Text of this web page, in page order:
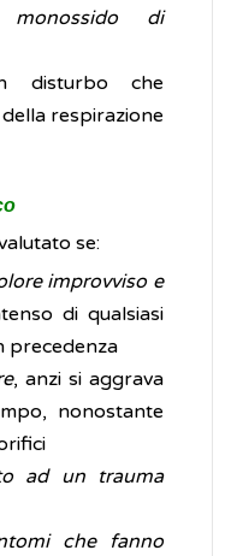
monossido di
disturbo che
respirazione
se:
improvviso e
di qualsiasi
precedenza
, anzi si aggrava
nonostante
ad un trauma
che fanno